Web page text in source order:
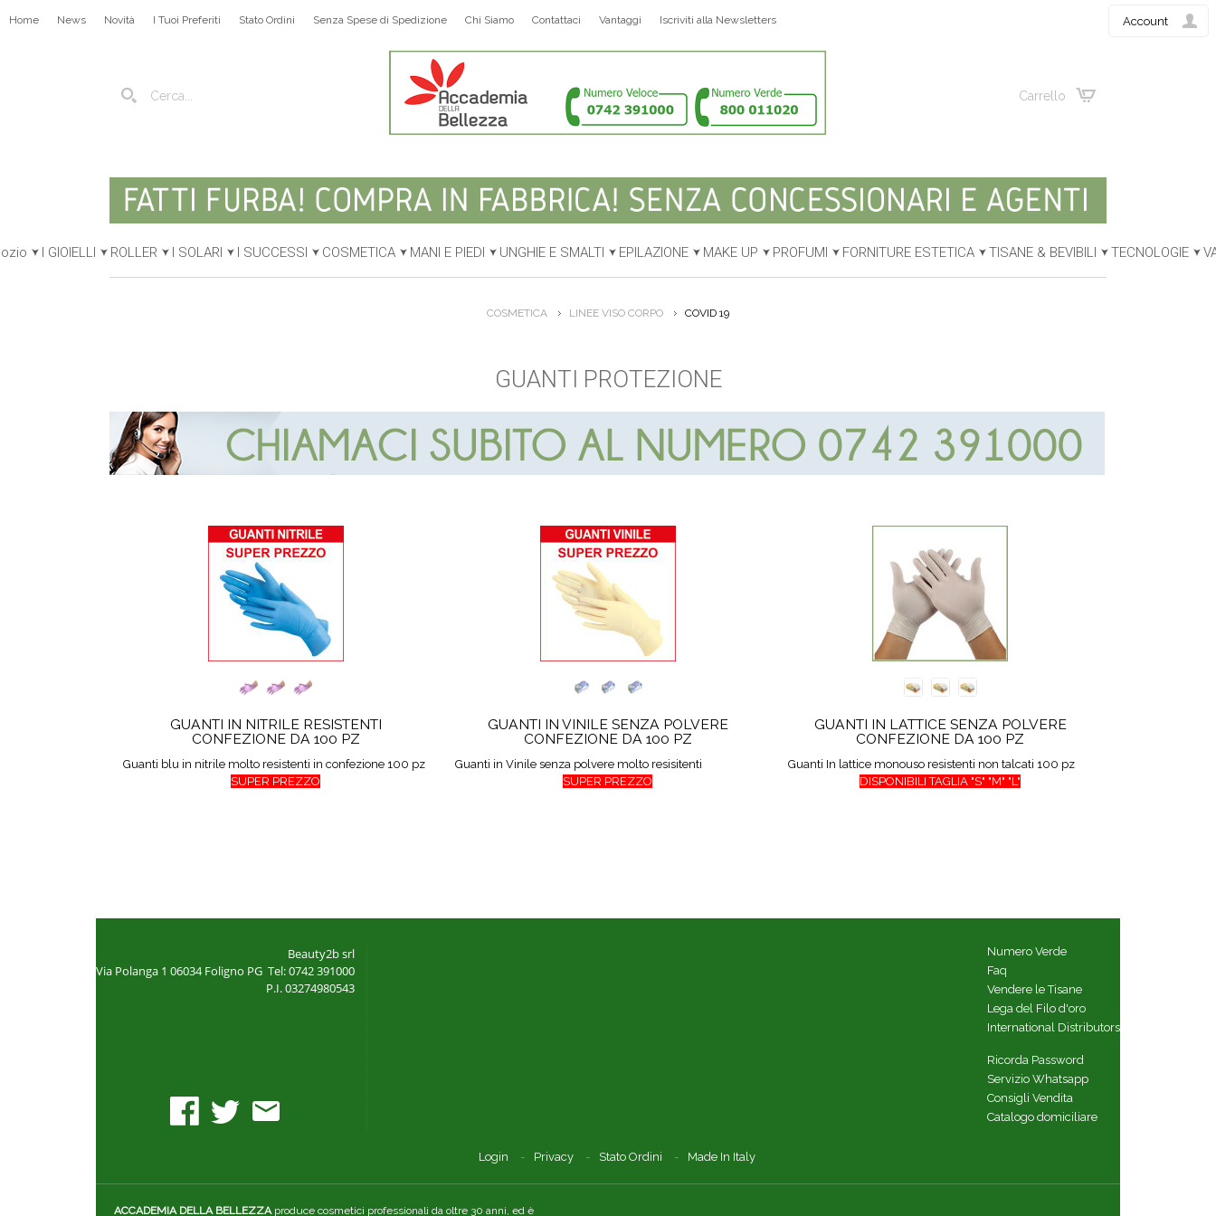
Carrello
Account
Home News Novità I Tuoi Preferiti Stato Ordini Senza Spese di Spedizione Chi Siamo Contattaci Vantaggi Iscriviti alla Newsletters
I GIOIELLI ROLLER I SOLARI I SUCCESSI COSMETICA MANI E PIEDI UNGHIE E SMALTI EPILAZIONE MAKE UP PROFUMI FORNITURE ESTETICA TISANE & BEVIBILI TECNOLOGIE
COSMETICA LINEE VISO CORPO COVID 19
GUANTI PROTEZIONE
GUANTI IN NITRILE RESISTENTI
CONFEZIONE DA 100 PZ
Guanti blu in nitrile molto resistenti in confezione 100 pz
SUPER PREZZO
GUANTI IN VINILE SENZA POLVERE
CONFEZIONE DA 100 PZ
Guanti in Vinile senza polvere molto resisitenti
SUPER PREZZO
GUANTI IN LATTICE SENZA POLVERE
CONFEZIONE DA 100 PZ
Guanti In lattice monouso resistenti non talcati 100 pz
DISPONIBILI TAGLIA "S" "M" "L"
Beauty2b srl
Via Polanga 1 06034 Foligno PG Tel: 0742 391000
P.I. 03274980543
Numero Verde
Faq
Vendere le Tisane
Lega del Filo d'oro
International Distributors
Ricorda Password
Servizio Whatsapp
Consigli Vendita
Catalogo domiciliare
Login Privacy Stato Ordini Made In Italy
ACCADEMIA DELLA BELLEZZAproduce cosmetici professionali da oltre 30 anni, ed è